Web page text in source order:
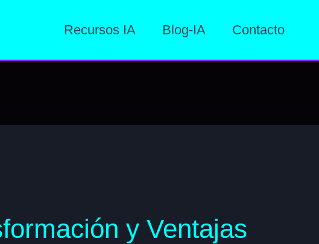
Recursos IA Blog-IA Contacto
y Ventajas